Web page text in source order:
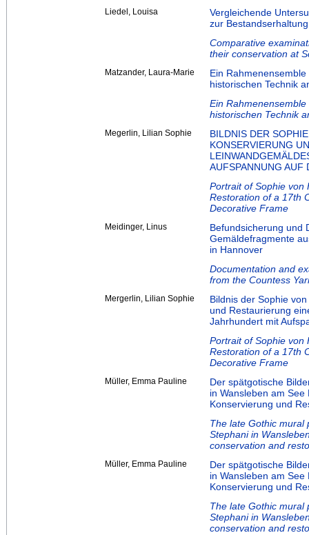
Liedel, Louisa
Vergleichende
zur
Comparative
their conservation at
Matzander, Laura-Marie
Ein
historischen Technik
Ein
historischen Technik
Megerlin, Lilian Sophie
BILDNIS DER
KONSERVIERUNG
AUFSPANNUNG AUF
Portrait of Sophie von
Restoration of a 17th
Decorative Frame
Meidinger, Linus
Befundsicherung und
Gemäldefragmente
in Hannover
Documentation and
from the Countess
Mergerlin, Lilian Sophie
Bildnis der Sophie
und Restaurierung
Jahrhundert mit
Portrait of Sophie von
Restoration of a 17th
Decorative Frame
Müller, Emma Pauline
Der spätgotische
in Wansleben am
Konservierung und
The late Gothic mural
Stephani in
conservation and
Müller, Emma Pauline
Der spätgotische
in Wansleben am
Konservierung und
The late Gothic mural
Stephani in
conservation and